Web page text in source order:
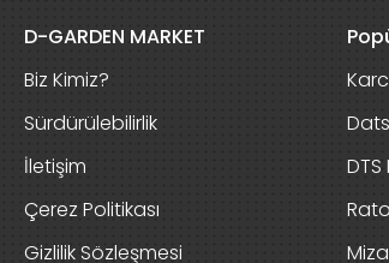
D-GARDEN MARKET
Biz Kimiz?
Sürdürülebilirlik
İletişim
Çerez Politikası
Gizlilik Sözleşmesi
Rato